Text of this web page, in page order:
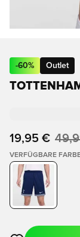
-60% Outlet
19,95 €
VERFÜGBARE